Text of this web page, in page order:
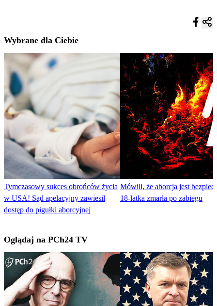
Wybrane dla Ciebie
Tymczasowy sukces obrońców życia
w USA! Sąd apelacyjny zawiesił
dostęp do pigułki aborcyjnej
Mówili, że aborcja jest
18-latka zmarła po zabiegu
Oglądaj na PCh24 TV